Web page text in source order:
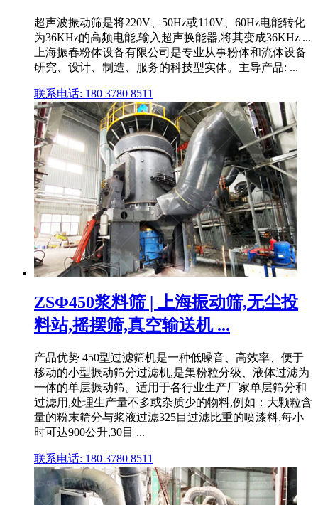
超声波振动筛是将220V、50Hz或110V、60Hz电能转化
为36KHz的高频电能,输入超声换能器,将其变成36KHz ...
上海振春粉体设备有限公司是专业从事粉体和流体设备
研究、设计、制造、服务的科技型实体。主导产品: ...
联系电话: 180 3780 8511
ZSΦ450浆料筛 | 上海振动筛,无尘投
料站,摇摆筛,真空输送机 ...
产品优势 450型过滤筛机是一种低噪音、高效率、便于
移动的小型振动筛分过滤机,是集粉粒分级、液体过滤为
一体的单层振动筛。适用于各行业生产厂家单层筛分和
过滤用,处理生产量不多或杂质少的物料,例如：大颗粒含
量的粉末筛分与浆液过滤325目过滤比重的喷漆料,每小
时可达900公升,30目 ...
联系电话: 180 3780 8511